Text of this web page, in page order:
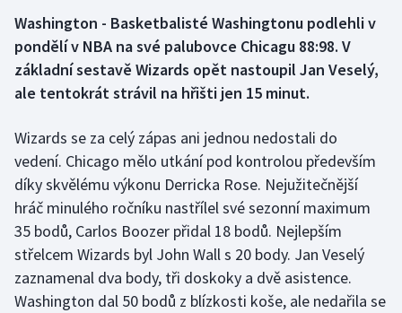
Biatlon
Boby a skeleton
Curling
Cyklistika
Dostihy
Florbal
AZ kvíz
Washington - Basketbalisté Washingtonu podlehli v
pondělí v NBA na své palubovce Chicagu 88:98. V
základní sestavě Wizards opět nastoupil Jan Veselý,
ale tentokrát strávil na hřišti jen 15 minut.
Wizards se za celý zápas ani jednou nedostali do
vedení. Chicago mělo utkání pod kontrolou především
díky skvělému výkonu Derricka Rose. Nejužitečnější
hráč minulého ročníku nastřílel své sezonní maximum
35 bodů, Carlos Boozer přidal 18 bodů. Nejlepším
střelcem Wizards byl John Wall s 20 body. Jan Veselý
zaznamenal dva body, tři doskoky a dvě asistence.
Washington dal 50 bodů z blízkosti koše, ale nedařila se